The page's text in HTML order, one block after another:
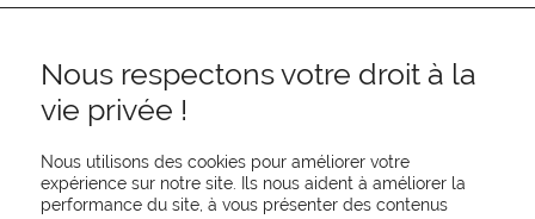
Nous respectons votre droit à la
vie privée !
Nous utilisons des cookies pour améliorer votre
expérience sur notre site. Ils nous aident à améliorer la
performance du site, à vous présenter des contenus